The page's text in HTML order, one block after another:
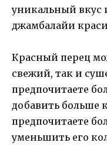
уникальный вкус
джамбалайи
Красный перец
свежий, так и
предпочитаете
добавить больше
предпочитаете
уменьшить его